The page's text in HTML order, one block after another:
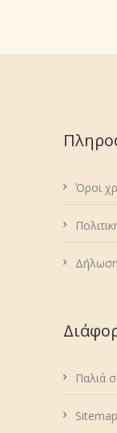
Όροι
Παλιά
Sitemap